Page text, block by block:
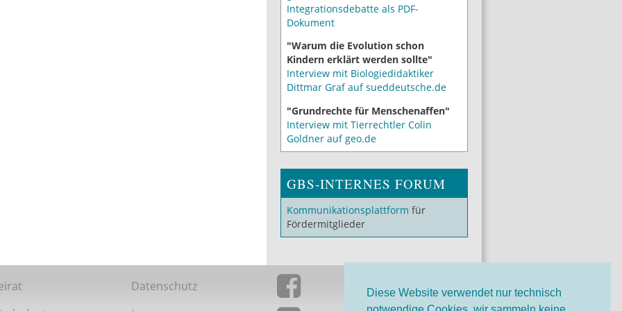
Diese Website verwendet nur technisch
Integrationsdebatte als PDF-
Dokument
"Warum die Evolution schon
Kindern erklärt werden sollte"
Interview mit Biologiedidaktiker
Dittmar Graf auf sueddeutsche.de
"Grundrechte für Menschenaffen"
Interview mit Tierrechtler Colin
Goldner auf geo.de
GBS-INTERNES FORUM
Kommunikationsplattform für
Fördermitglieder
Datenschutz